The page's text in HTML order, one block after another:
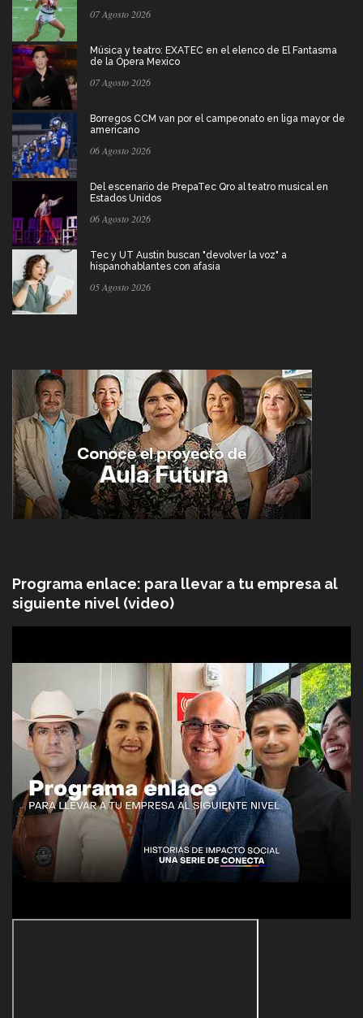
07 Agosto 2026
Música y teatro: EXATEC en el elenco de El Fantasma
de la Ópera Mexico
07 Agosto 2026
Borregos CCM van por el campeonato en liga mayor de
americano
06 Agosto 2026
Del escenario de PrepaTec Qro al teatro musical en
Estados Unidos
06 Agosto 2026
Tec y UT Austin buscan "devolver la voz" a
hispanohablantes con afasia
05 Agosto 2026
Programa enlace: para llevar a tu empresa al
siguiente nivel (video)